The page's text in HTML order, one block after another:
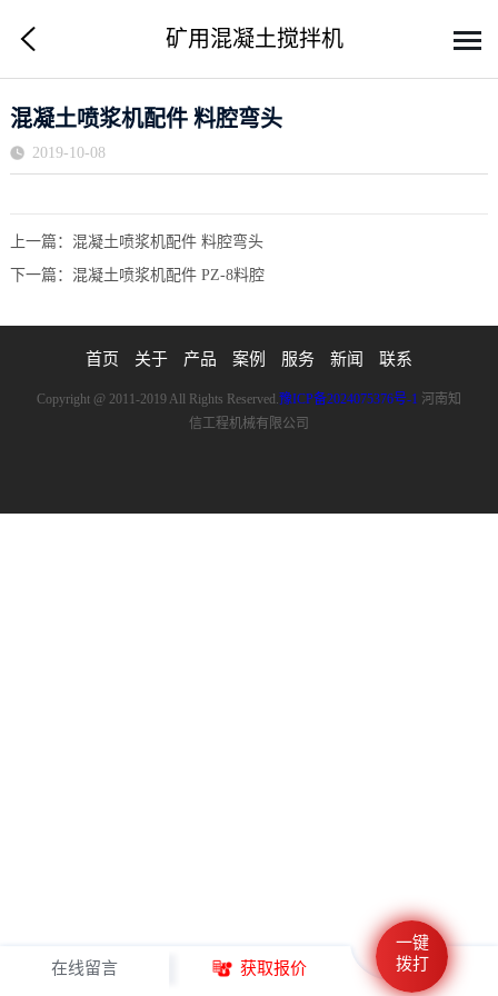
矿用混凝土搅拌机
混凝土喷浆机配件 料腔弯头
2019-10-08
上一篇： 混凝土喷浆机配件 料腔弯头
下一篇： 混凝土喷浆机配件 PZ-8料腔
首页 关于 产品 案例 服务 新闻 联系
Copyright @ 2011-2019 All Rights Reserved.豫ICP备2024075376号-1 河南知
信工程机械有限公司
在线留言 获取报价
一键
拨打